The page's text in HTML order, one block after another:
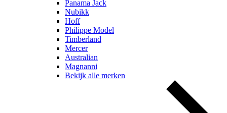
Panama Jack
Nubikk
Hoff
Philippe Model
Timberland
Mercer
Australian
Magnanni
Bekijk alle merken